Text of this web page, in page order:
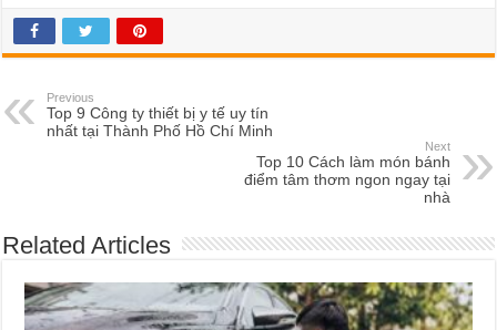
Previous
Top 9 Công ty thiết bị y tế uy tín
nhất tại Thành Phố Hồ Chí Minh
Next
Top 10 Cách làm món bánh
điểm tâm thơm ngon ngay tại
nhà
Related Articles